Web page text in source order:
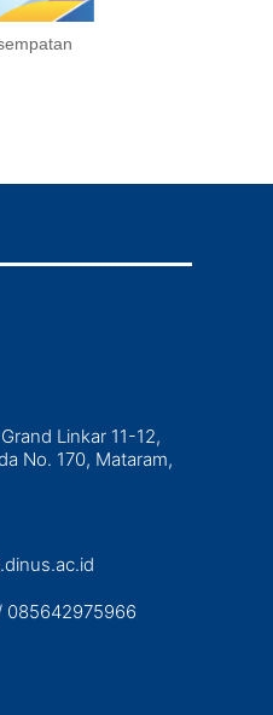
Linkar 11-12,
No. 170, Mataram,
085642975966